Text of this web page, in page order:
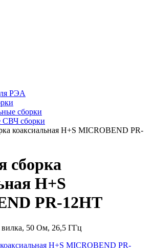
РЭА
сборки
сборки
коаксиальная H+S MICROBEND PR-
сборка
H+S
PR-12HT
50 Ом, 26,5 ГГц